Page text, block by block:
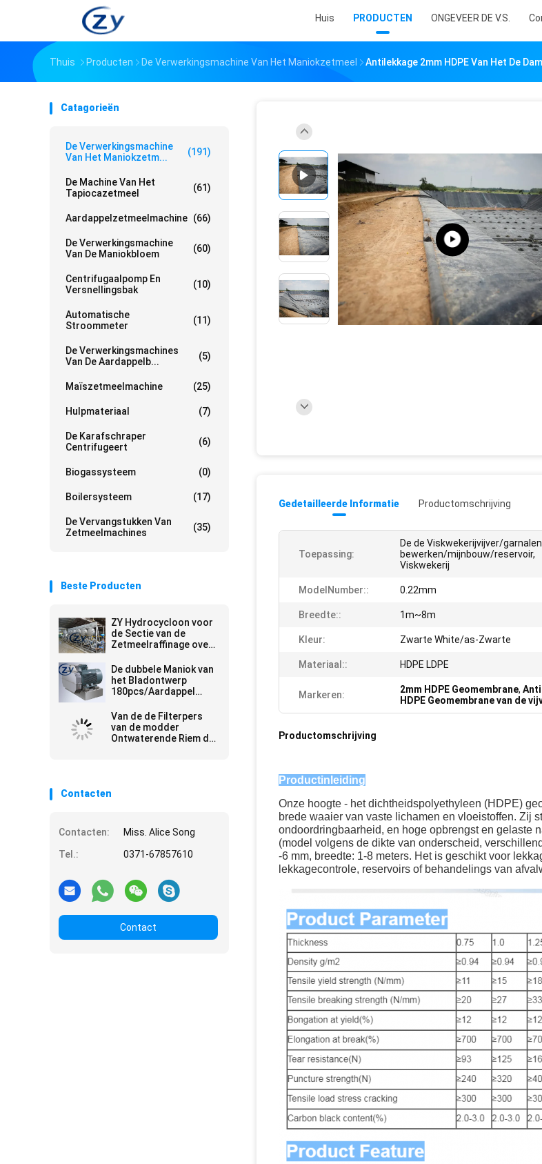
Huis PRODUCTEN ONGEVEER DE V.S.
Thuis Producten De Verwerkingsmachine Van Het Maniokzetmeel Antilekkage 2mm HDPE Van Het De
Catagorieën
De Verwerkingsmachine
Van Het Maniokzetm...
(191)
De Machine Van Het
Tapiocazetmeel
(61)
Aardappelzetmeelmachine (66)
De Verwerkingsmachine
Van De Maniokbloem
(60)
Centrifugaalpomp En
Versnellingsbak
(10)
Automatische
Stroommeter
(11)
De Verwerkingsmachines
Van De Aardappelb...
(5)
Maïszetmeelmachine (25)
Hulpmateriaal (7)
De Karafschraper
Centrifugeert
(6)
Biogassysteem (0)
Boilersysteem (17)
De Vervangstukken Van
Zetmeelmachines
(35)
Beste Producten
ZY Hydrocycloon voor
de Sectie van de
Zetmeelraffinage over
Maniokzetmeel wordt
gebruikt
De dubbele Maniok van
het Bladontwerp
180pcs/Aardappel
Machine
Van de de Filterpers
van de modder
Ontwaterende Riem de
Contacten
Contacten:
Miss. Alice Song
Tel.:
0371-67857610
Contact
Gedetailleerde Informatie Productomschrijving
Toepassing:
De de Viskwekerijvijver/garnalen
bewerken/mijnbouw/reservoir,
Viskwekerij
ModelNumber:: 0.22mm
Breedte:: 1m~8m
Kleur: Zwarte White/as-Zwarte
Materiaal:: HDPE LDPE
Markeren: 2mm HDPE Geomembrane,
HDPE Geomembrane van de
Productomschrijving
Productinleiding
Onze hoogte - het dichtheidspolyethyleen (HDPE)
brede waaier van vaste lichamen en vloeistoffen. Zij
ondoordringbaarheid, en hoge opbrengst en gelaste
(model volgens de dikte van onderscheid,
-6 mm, breedte: 1-8 meters. Het is geschikt voor
lekkagecontrole, reservoirs of behandelings van